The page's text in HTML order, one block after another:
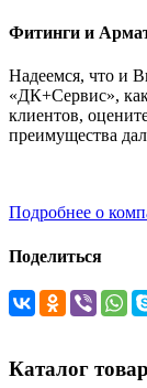
Фитинги и
Надеемся, что и
«ДК+Сервис»,
клиентов,
преимущества
Подробнее о
Поделиться
Каталог